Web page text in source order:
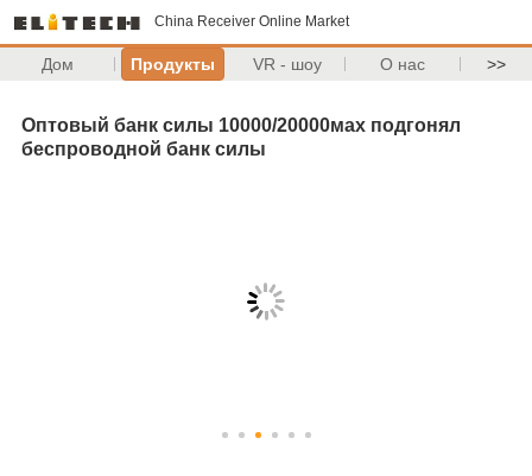
China Receiver Online Market
Дом Продукты VR - шоу О нас >>
Оптовый банк силы 10000/20000мах подгонял
беспроводной банк силы